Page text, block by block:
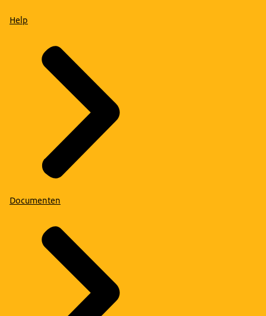
Help
Documenten